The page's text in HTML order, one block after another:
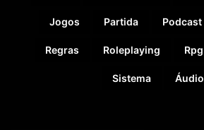
Jogos Partida Podcast
Regras Roleplaying Rpg
Sistema Áudio